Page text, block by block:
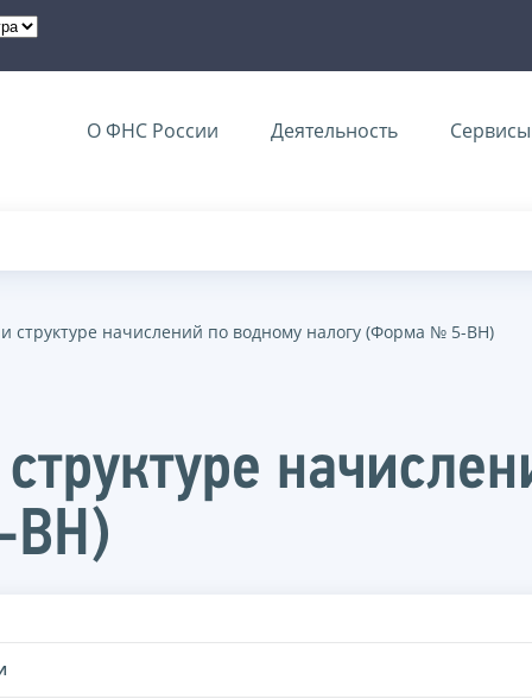
О ФНС России Деятельность Сервисы
структуре начислений по водному налогу (Форма № 5-ВН)
ВН)